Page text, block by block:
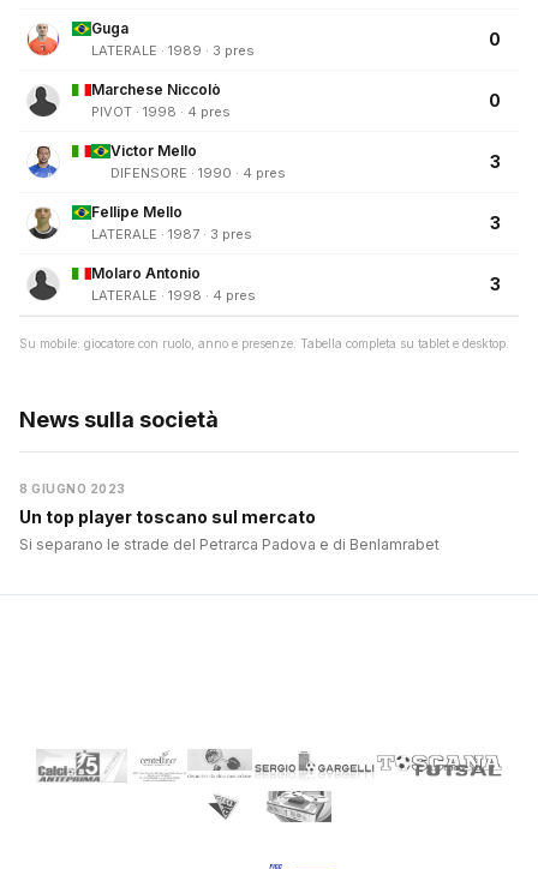
Guga
LATERALE · 1989 · 3 pres
0
Marchese Niccolò
PIVOT · 1998 · 4 pres
0
Victor Mello
DIFENSORE · 1990 · 4 pres
3
Fellipe Mello
LATERALE · 1987 · 3 pres
3
Molaro Antonio
LATERALE · 1998 · 4 pres
3
Su mobile: giocatore con ruolo, anno e presenze. Tabella completa su tablet e desktop.
News sulla società
8 GIUGNO 2023
Un top player toscano sul mercato
Si separano le strade del Petrarca Padova e di Benlamrabet